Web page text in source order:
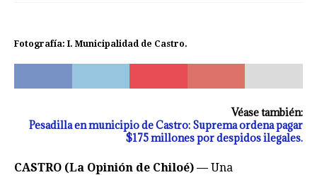
Fotografía: I. Municipalidad de Castro.
Véase también:
Pesadilla en municipio de Castro: Suprema ordena pagar
$175 millones por despidos ilegales.
CASTRO (La Opinión de Chiloé) — Una